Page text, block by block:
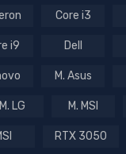
Core i3
i9 Dell
M. Asus
M. LG M. MSI
RTX 3050